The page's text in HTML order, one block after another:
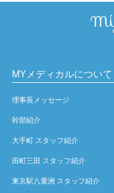
MYメディカルについて
理事長メッセージ
幹部紹介
大手町 スタッフ紹介
田町三田 スタッフ紹介
東京駅八重洲 スタッフ紹介